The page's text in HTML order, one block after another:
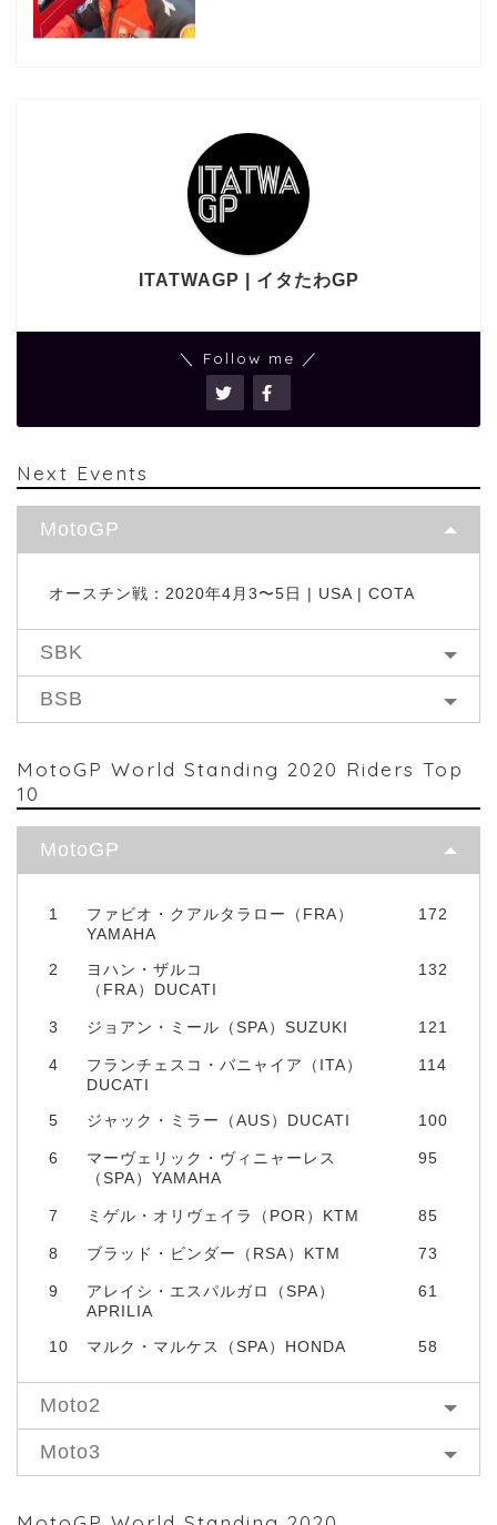
ITATWAGP | イタたわGP
＼ Follow me ／
Next Events
MotoGP
オースチン戦：2020年4月3〜5日 | USA | COTA
SBK
BSB
MotoGP World Standing 2020 Riders Top
10
MotoGP
1
ファビオ・クアルタラロー（FRA）
YAMAHA
172
2
ヨハン・ザルコ
（FRA）DUCATI
132
3 ジョアン・ミール（SPA）SUZUKI 121
4
フランチェスコ・バニャイア（ITA）
DUCATI
114
5 ジャック・ミラー（AUS）DUCATI 100
6
マーヴェリック・ヴィニャーレス
（SPA）YAMAHA
95
7 ミゲル・オリヴェイラ（POR）KTM 85
8 ブラッド・ビンダー（RSA）KTM 73
9
アレイシ・エスパルガロ（SPA）
APRILIA
61
10 マルク・マルケス（SPA）HONDA 58
Moto2
Moto3